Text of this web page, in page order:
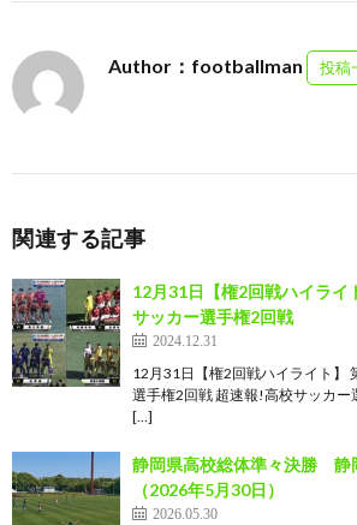
Author：footballman 投稿
関連する記事
12月31日【権2回戦ハイライ
サッカー選手権2回戦
2024.12.31
12月31日【権2回戦ハイライト】
選手権2回戦 超速報!高校サッカ
[…]
静岡県高校総体準々決勝 静
（2026年5月30日）
2026.05.30